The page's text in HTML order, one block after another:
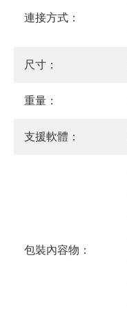
連接方式：
尺寸：
重量：
支援軟體：
包裝內容物：